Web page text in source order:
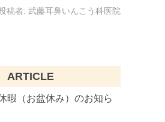
稿者: 武藤耳鼻いんこう科医院
ARTICLE
暇（お盆休み）のお知ら